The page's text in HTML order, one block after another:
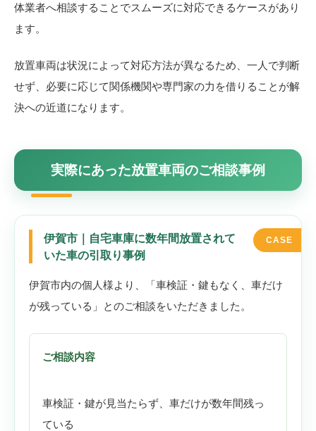
体業者へ相談することでスムーズに対応できるケースがあり
ます。
放置車両は状況によって対応方法が異なるため、一人で判断
せず、必要に応じて関係機関や専門家の力を借りることが解
決への近道になります。
実際にあった放置車両のご相談事例
伊賀市｜自宅車庫に数年間放置されて
いた車の引取り事例
伊賀市内の個人様より、「車検証・鍵もなく、車だけ
が残っている」とのご相談をいただきました。
ご相談内容
車検証・鍵が見当たらず、車だけが数年間残っ
ている